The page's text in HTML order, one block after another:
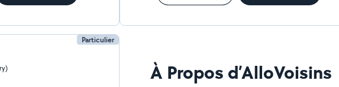
Particulier
À Propos d’AlloVoisins